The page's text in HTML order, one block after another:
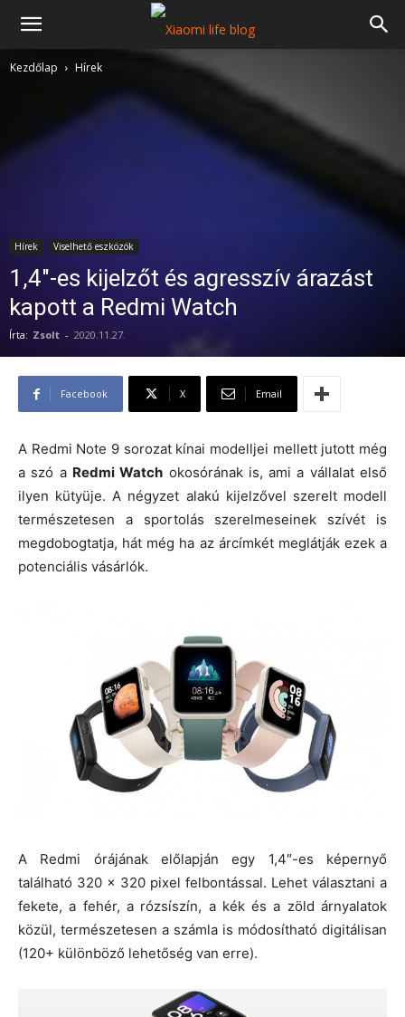
Kezdőlap Hírek
Hírek Viselhető eszközök
1,4″-es kijelzőt és agresszív árazást
kapott a Redmi Watch
Írta: Zsolt - 2020.11.27.
Facebook X Email
A Redmi Note 9 sorozat kínai modelljei mellett jutott még
a szó a Redmi Watch okosórának is, ami a vállalat első
ilyen kütyüje. A négyzet alakú kijelzővel szerelt modell
természetesen a sportolás szerelmeseinek szívét is
megdobogtatja, hát még ha az árcímkét meglátják ezek a
potenciális vásárlók.
A Redmi órájának előlapján egy 1,4″-es képernyő
található 320 x 320 pixel felbontással. Lehet választani a
fekete, a fehér, a rózsíszín, a kék és a zöld árnyalatok
közül, természetesen a számla is módosítható digitálisan
(120+ különböző lehetőség van erre).